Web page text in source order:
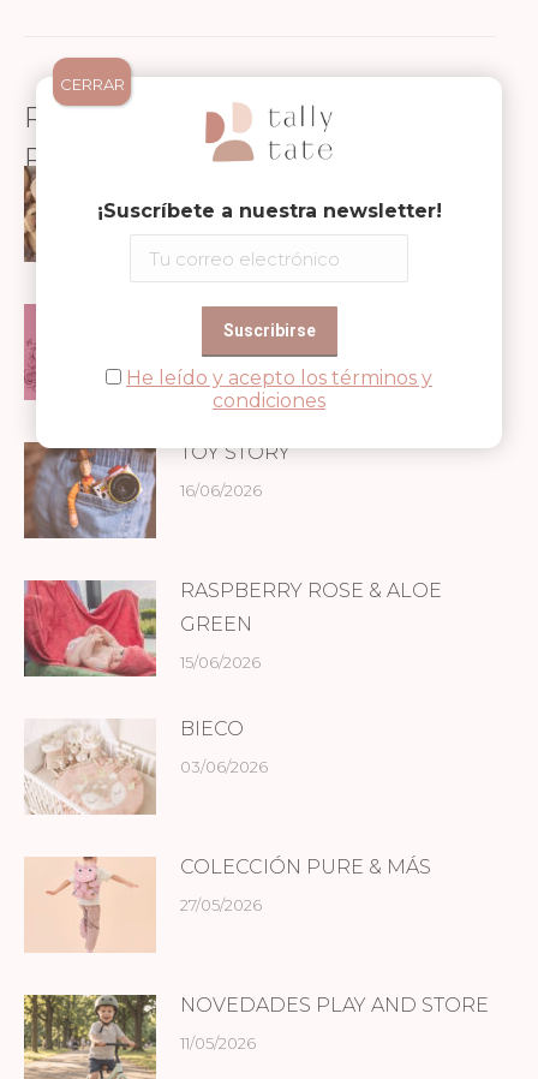
PUBLICACIONES
RELACIONADAS
13/07/2026
NOVEDADES AFFENZAHN
29/06/2026
TOY STORY
16/06/2026
RASPBERRY ROSE & ALOE
GREEN
15/06/2026
BIECO
03/06/2026
COLECCIÓN PURE & MÁS
27/05/2026
NOVEDADES PLAY AND STORE
11/05/2026
¡Suscríbete a nuestra newsletter!
He leído y acepto los términos y
condiciones
CERRAR